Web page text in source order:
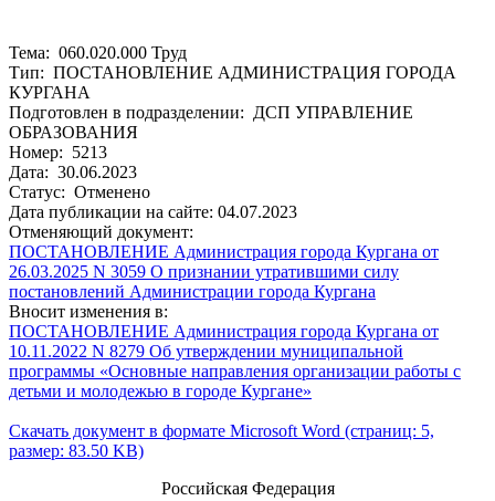
Тема: 060.020.000 Труд
Тип: ПОСТАНОВЛЕНИЕ АДМИНИСТРАЦИЯ ГОРОДА
КУРГАНА
Подготовлен в подразделении: ДСП УПРАВЛЕНИЕ
ОБРАЗОВАНИЯ
Номер: 5213
Дата: 30.06.2023
Статус: Отменено
Дата публикации на сайте: 04.07.2023
Отменяющий документ:
ПОСТАНОВЛЕНИЕ Администрация города Кургана от
26.03.2025 N 3059 О признании утратившими силу
постановлений Администрации города Кургана
Вносит изменения в:
ПОСТАНОВЛЕНИЕ Администрация города Кургана от
10.11.2022 N 8279 Об утверждении муниципальной
программы «Основные направления организации работы с
детьми и молодежью в городе Кургане»
Скачать документ в формате Microsoft Word (страниц: 5,
размер: 83.50 KB)
Российская Федерация